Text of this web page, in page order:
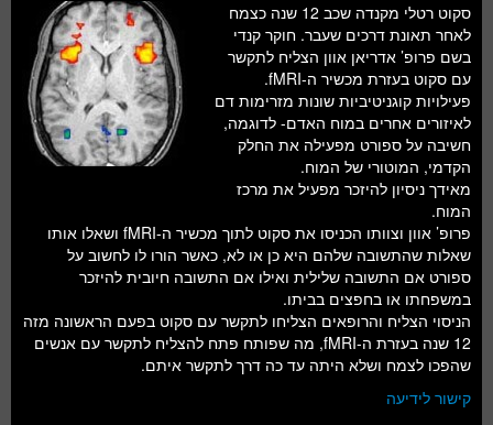
סקוט רטלי מקנדה שכב 12 שנה כצמח
לאחר תאונת דרכים שעבר. חוקר קנדי
בשם פרופ’ אדריאן אוון הצליח לתקשר
עם סקוט בעזרת מכשיר ה-fMRI.
פעילויות קוגניטיביות שונות מזרימות דם
לאיזורים אחרים במוח האדם- לדוגמה,
חשיבה על ספורט מפעילה את החלק
הקדמי, המוטורי של המוח.
מאידך ניסיון להיזכר מפעיל את מרכז
המוח.
פרופ’ אוון וצוותו הכניסו את סקוט לתוך מכשיר ה-fMRI ושאלו אותו
שאלות שהתשובה שלהם היא כן או לא, כאשר הורו לו לחשוב על
ספורט אם התשובה שלילית ואילו אם התשובה חיובית להיזכר
במשפחתו או בחפצים בביתו.
הניסוי הצליח והרופאים הצליחו לתקשר עם סקוט בפעם הראשונה מזה
12 שנה בעזרת ה-fMRI, מה שפותח פתח להצליח לתקשר עם אנשים
שהפכו לצמח ושלא היתה עד כה דרך לתקשר איתם.
קישור לידיעה